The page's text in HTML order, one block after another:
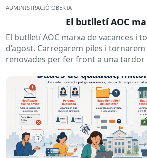
ADMINISTRACIÓ OBERTA
El butlletí AOC
El butlletí AOC marxa de vacances i
d’agost. Carregarem piles i
renovades per fer front a una tardor